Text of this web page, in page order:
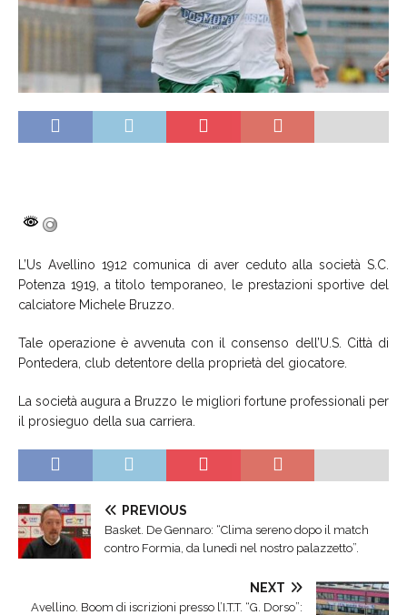
L’Us Avellino 1912 comunica di aver ceduto alla società S.C.
Potenza 1919, a titolo temporaneo, le prestazioni sportive del
calciatore Michele Bruzzo.
Tale operazione è avvenuta con il consenso dell’U.S. Città di
Pontedera, club detentore della proprietà del giocatore.
La società augura a Bruzzo le migliori fortune professionali per
il prosieguo della sua carriera.
PREVIOUS
Basket. De Gennaro: “Clima sereno dopo il match
contro Formia, da lunedì nel nostro palazzetto”.
NEXT
Avellino. Boom di iscrizioni presso l’I.T.T. “G. Dorso”: